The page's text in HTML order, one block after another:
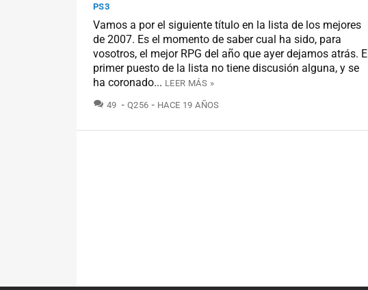
PS3
Vamos a por el siguiente título en la lista de los mejores
de 2007. Es el momento de saber cual ha sido, para
vosotros, el mejor RPG del año que ayer dejamos atrás. El
primer puesto de la lista no tiene discusión alguna, y se
ha coronado... LEER MÁS »
49 COMENTARIOS
Q256 HACE 19 AÑOS